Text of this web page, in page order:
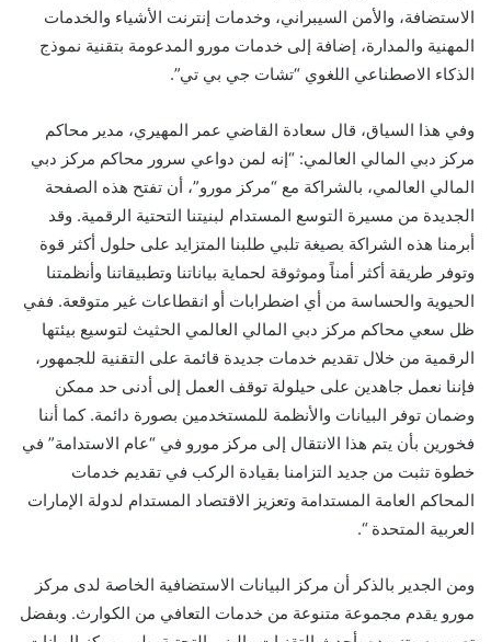
الاستضافة، والأمن السيبراني، وخدمات إنترنت الأشياء والخدمات
المهنية والمدارة، إضافة إلى خدمات مورو المدعومة بتقنية نموذج
الذكاء الاصطناعي اللغوي “تشات جي بي تي”.
وفي هذا السياق، قال سعادة القاضي عمر المهيري، مدير محاكم
مركز دبي المالي العالمي: “إنه لمن دواعي سرور محاكم مركز دبي
المالي العالمي، بالشراكة مع “مركز مورو”، أن تفتح هذه الصفحة
الجديدة من مسيرة التوسع المستدام لبنيتنا التحتية الرقمية. وقد
أبرمنا هذه الشراكة بصيغة تلبي طلبنا المتزايد على حلول أكثر قوة
وتوفر طريقة أكثر أمناً وموثوقة لحماية بياناتنا وتطبيقاتنا وأنظمتنا
الحيوية والحساسة من أي اضطرابات أو انقطاعات غير متوقعة. ففي
ظل سعي محاكم مركز دبي المالي العالمي الحثيث لتوسيع بيئتها
الرقمية من خلال تقديم خدمات جديدة قائمة على التقنية للجمهور،
فإننا نعمل جاهدين على حيلولة توقف العمل إلى أدنى حد ممكن
وضمان توفر البيانات والأنظمة للمستخدمين بصورة دائمة. كما أننا
فخورين بأن يتم هذا الانتقال إلى مركز مورو في “عام الاستدامة” في
خطوة تثبت من جديد التزامنا بقيادة الركب في تقديم خدمات
المحاكم العامة المستدامة وتعزيز الاقتصاد المستدام لدولة الإمارات
العربية المتحدة “.
ومن الجدير بالذكر أن مركز البيانات الاستضافية الخاصة لدى مركز
مورو يقدم مجموعة متنوعة من خدمات التعافي من الكوارث. وبفضل